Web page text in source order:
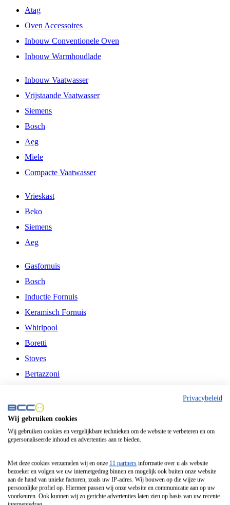
Atag
Oven Accessoires
Inbouw Conventionele Oven
Inbouw Warmhoudlade
Inbouw Vaatwasser
Vrijstaande Vaatwasser
Siemens
Bosch
Aeg
Miele
Compacte Vaatwasser
Vrieskast
Beko
Siemens
Aeg
Gasfornuis
Bosch
Inductie Fornuis
Keramisch Fornuis
Whirlpool
Boretti
Stoves
Bertazzoni
Fitelli
Airfryer
Frituurpan
Contactgrill
Broodbakmachine
Broodrooster
Privacybeleid
Wij gebruiken cookies
Wij gebruiken cookies en vergelijkbare technieken om de website te verbeteren en om
gepersonaliseerde inhoud en advertenties aan te bieden.
Met deze cookies verzamelen wij en onze 11 partners informatie over u als website
bezoeker en volgen we uw internetgedrag binnen en mogelijk ook buiten onze website
aan de hand van unieke factoren, zoals uw IP-adres. Wij bouwen op die wijze uw
persoonlijke profiel op. Hiermee passen wij onze website en communicatie aan op uw
voorkeuren. Ook kunnen wij zo gerichte advertenties laten zien op basis van uw recente